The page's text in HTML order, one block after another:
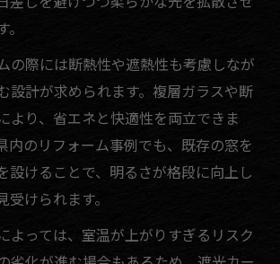
の際には断熱性や遮熱性も考慮しなが
設計が求められます。複層ガラスや断
より、省エネと快適性を両立できま
内のリフォーム事例でも、既存の窓を
設けることで、明るさが格段に向上し
けられます。
よっては、室温が上がりすぎるリスク